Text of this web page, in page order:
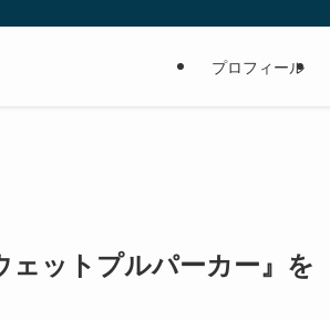
プロフィール
ットプルパーカー』を